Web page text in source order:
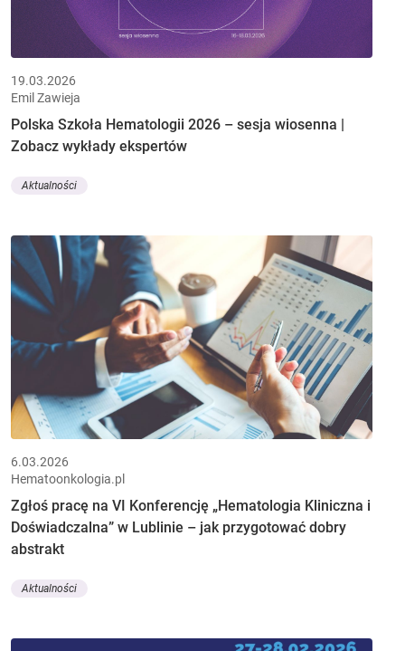
19.03.2026
Emil Zawieja
Polska Szkoła Hematologii 2026 – sesja wiosenna |
Zobacz wykłady ekspertów
Aktualności
6.03.2026
Hematoonkologia.pl
Zgłoś pracę na VI Konferencję „Hematologia Kliniczna i
Doświadczalna” w Lublinie – jak przygotować dobry
abstrakt
Aktualności